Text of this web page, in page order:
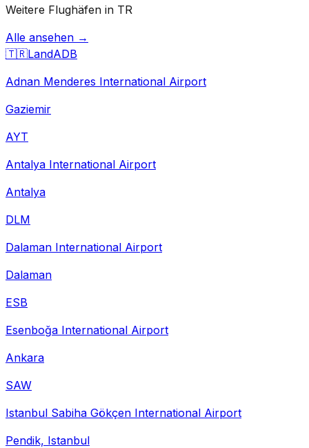
Weitere Flughäfen in TR
Alle ansehen →
🇹🇷LandADB
Adnan Menderes International Airport
Gaziemir
AYT
Antalya International Airport
Antalya
DLM
Dalaman International Airport
Dalaman
ESB
Esenboğa International Airport
Ankara
SAW
Istanbul Sabiha Gökçen International Airport
Pendik, Istanbul